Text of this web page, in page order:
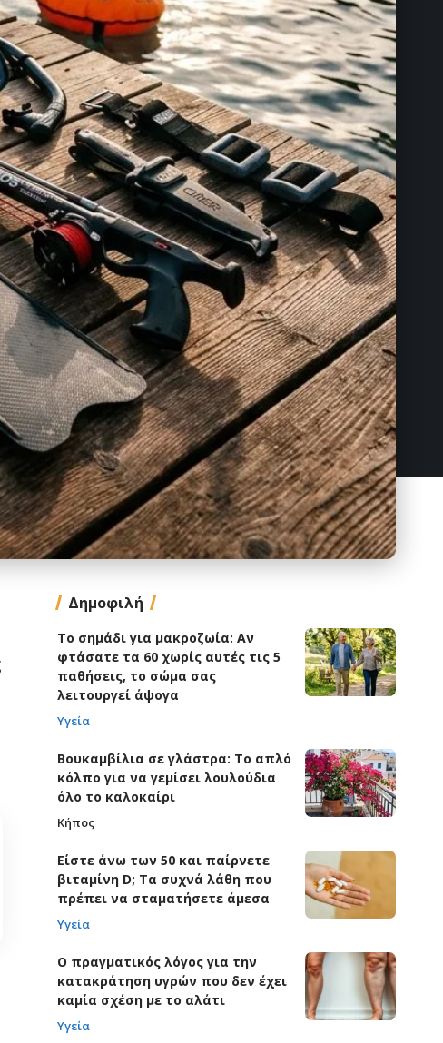
Δημοφιλή
Το σημάδι για μακροζωία: Αν
φτάσατε τα 60 χωρίς αυτές τις 5
παθήσεις, το σώμα σας
λειτουργεί άψογα
Υγεία
Βουκαμβίλια σε γλάστρα: Το απλό
κόλπο για να γεμίσει λουλούδια
όλο το καλοκαίρι
Κήπος
Είστε άνω των 50 και παίρνετε
βιταμίνη D; Τα συχνά λάθη που
πρέπει να σταματήσετε άμεσα
Υγεία
Ο πραγματικός λόγος για την
κατακράτηση υγρών που δεν έχει
καμία σχέση με το αλάτι
Υγεία